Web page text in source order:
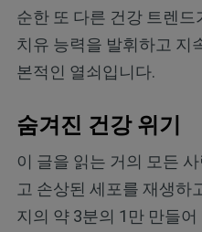
순한 또 다른 건강 트렌
치유 능력을 발휘하고 지
본적인 열쇠입니다.
숨겨진 건강 위기
이 글을 읽는 거의 모든
고 손상된 세포를 재생하
지의 약 3분의 1만 만들